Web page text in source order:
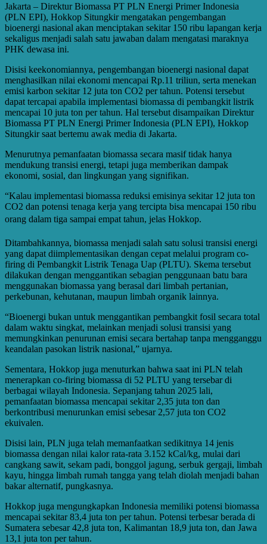
Jakarta – Direktur Biomassa PT PLN Energi Primer Indonesia
(PLN EPI), Hokkop Situngkir mengatakan pengembangan
bioenergi nasional akan menciptakan sekitar 150 ribu lapangan kerja
sekaligus menjadi salah satu jawaban dalam mengatasi maraknya
PHK dewasa ini.
Disisi keekonomiannya, pengembangan bioenergi nasional dapat
menghasilkan nilai ekonomi mencapai Rp.11 triliun, serta menekan
emisi karbon sekitar 12 juta ton CO2 per tahun. Potensi tersebut
dapat tercapai apabila implementasi biomassa di pembangkit listrik
mencapai 10 juta ton per tahun. Hal tersebut disampaikan Direktur
Biomassa PT PLN Energi Primer Indonesia (PLN EPI), Hokkop
Situngkir saat bertemu awak media di Jakarta.
Menurutnya pemanfaatan biomassa secara masif tidak hanya
mendukung transisi energi, tetapi juga memberikan dampak
ekonomi, sosial, dan lingkungan yang signifikan.
“Kalau implementasi biomassa reduksi emisinya sekitar 12 juta ton
CO2 dan potensi tenaga kerja yang tercipta bisa mencapai 150 ribu
orang dalam tiga sampai empat tahun, jelas Hokkop.
Ditambahkannya, biomassa menjadi salah satu solusi transisi energi
yang dapat diimplementasikan dengan cepat melalui program co-
firing di Pembangkit Listrik Tenaga Uap (PLTU). Skema tersebut
dilakukan dengan menggantikan sebagian penggunaan batu bara
menggunakan biomassa yang berasal dari limbah pertanian,
perkebunan, kehutanan, maupun limbah organik lainnya.
“Bioenergi bukan untuk menggantikan pembangkit fosil secara total
dalam waktu singkat, melainkan menjadi solusi transisi yang
memungkinkan penurunan emisi secara bertahap tanpa mengganggu
keandalan pasokan listrik nasional,” ujarnya.
Sementara, Hokkop juga menuturkan bahwa saat ini PLN telah
menerapkan co-firing biomassa di 52 PLTU yang tersebar di
berbagai wilayah Indonesia. Sepanjang tahun 2025 lali,
pemanfaatan biomassa mencapai sekitar 2,35 juta ton dan
berkontribusi menurunkan emisi sebesar 2,57 juta ton CO2
ekuivalen.
Disisi lain, PLN juga telah memanfaatkan sedikitnya 14 jenis
biomassa dengan nilai kalor rata-rata 3.152 kCal/kg, mulai dari
cangkang sawit, sekam padi, bonggol jagung, serbuk gergaji, limbah
kayu, hingga limbah rumah tangga yang telah diolah menjadi bahan
bakar alternatif, pungkasnya.
Hokkop juga mengungkapkan Indonesia memiliki potensi biomassa
mencapai sekitar 83,4 juta ton per tahun. Potensi terbesar berada di
Sumatera sebesar 42,8 juta ton, Kalimantan 18,9 juta ton, dan Jawa
13,1 juta ton per tahun.